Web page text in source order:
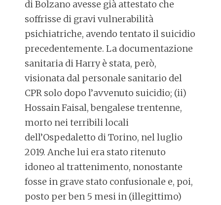
di Bolzano avesse già attestato che
soffrisse di gravi vulnerabilità
psichiatriche, avendo tentato il suicidio
precedentemente. La documentazione
sanitaria di Harry è stata, però,
visionata dal personale sanitario del
CPR solo dopo l’avvenuto suicidio; (ii)
Hossain Faisal, bengalese trentenne,
morto nei terribili locali
dell’Ospedaletto di Torino, nel luglio
2019. Anche lui era stato ritenuto
idoneo al trattenimento, nonostante
fosse in grave stato confusionale e, poi,
posto per ben 5 mesi in (illegittimo)